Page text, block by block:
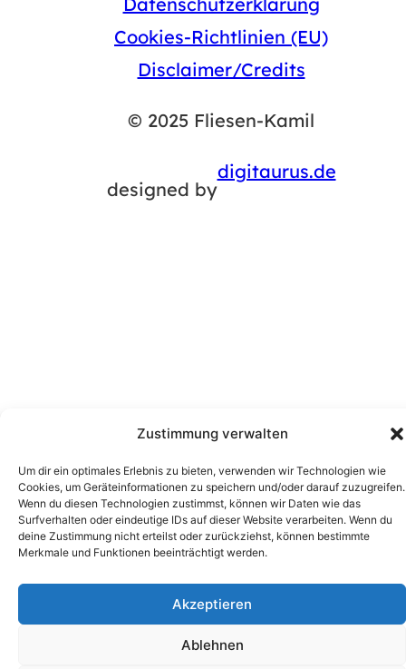
Zustimmung verwalten
Um dir ein optimales Erlebnis zu bieten, verwenden wir Technologien wie
Cookies, um Geräteinformationen zu speichern und/oder darauf zuzugreifen.
Wenn du diesen Technologien zustimmst, können wir Daten wie das
Surfverhalten oder eindeutige IDs auf dieser Website verarbeiten. Wenn du
deine Zustimmung nicht erteilst oder zurückziehst, können bestimmte
Merkmale und Funktionen beeinträchtigt werden.
Akzeptieren
Ablehnen
Disclaimer/Credits
© 2025 Fliesen-Kamil
digitaurus.de